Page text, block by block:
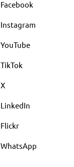
Facebook
Instagram
YouTube
TikTok
X
LinkedIn
Flickr
WhatsApp